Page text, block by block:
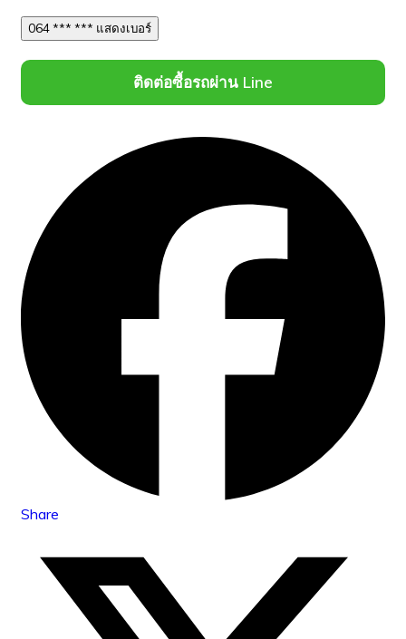
064 *** *** แสดงเบอร์
ติดต่อซื้อรถผ่าน Line
Share